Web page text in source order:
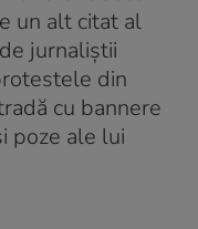
un alt citat al
jurnaliștii
din
cu bannere
poze ale lui